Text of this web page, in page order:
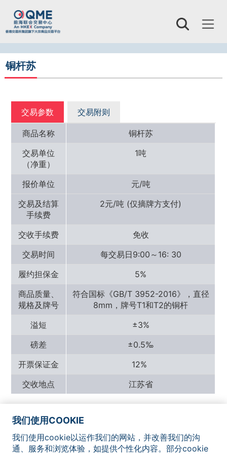
Toggle
我们使用COOKIE
我们使用cookie以运作我们的网站，并改善我们的沟
通、服务和浏览体验，如提供个性化内容。部分cookie
铜杆苏
交易参数 交易附则
商品名称
铜杆苏
交易单位
（净重）
1吨
报价单位
元/吨
交易及结算
手续费
2元/吨 (仅摘牌方支付)
交收手续费
免收
交易时间
每交易日9:00～16: 30
履约担保金
5%
商品质量、
规格及牌号
符合国标《GB/T 3952-2016》，直径
8mm，牌号T1和T2的铜杆
溢短
±3%
磅差
±0.5‰
开票保证金
12%
交收地点
江苏省
网站地图 联系我们 法律声明 隐私政策 Cookie通知